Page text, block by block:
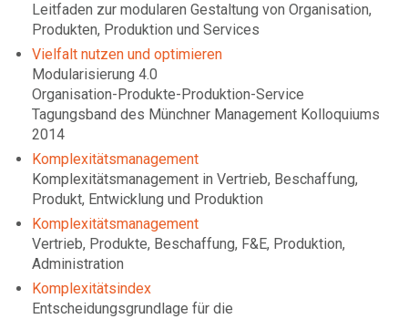
Leitfaden zur modularen Gestaltung von Organisation,
Produkten, Produktion und Services
Vielfalt nutzen und optimieren
Modularisierung 4.0
Organisation-Produkte-Produktion-Service
Tagungsband des Münchner Management Kolloquiums
2014
Komplexitätsmanagement
Komplexitätsmanagement in Vertrieb, Beschaffung,
Produkt, Entwicklung und Produktion
Komplexitätsmanagement
Vertrieb, Produkte, Beschaffung, F&E, Produktion,
Administration
Komplexitätsindex
Entscheidungsgrundlage für die